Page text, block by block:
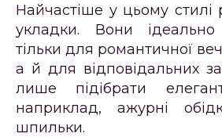
Найчастіше у цьому стилі
укладки. Вони
тільки для романтичної
а й для відповідальних
лише підібрати
наприклад, ажурні
шпильки.